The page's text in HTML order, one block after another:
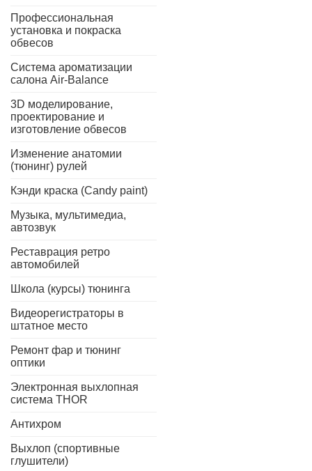
Профессиональная
установка и покраска
обвесов
Система ароматизации
салона Air-Balance
3D моделирование,
проектирование и
изготовление обвесов
Изменение анатомии
(тюнинг) рулей
Кэнди краска (Candy paint)
Музыка, мультимедиа,
автозвук
Реставрация ретро
автомобилей
Школа (курсы) тюнинга
Видеорегистраторы в
штатное место
Ремонт фар и тюнинг
оптики
Электронная выхлопная
система THOR
Антихром
Выхлоп (спортивные
глушители)